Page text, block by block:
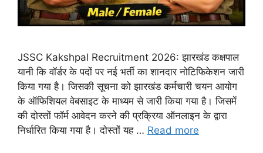
JSSC Kakshpal Recruitment 2026: झारखंड कक्षपाल
यानी कि वॉर्डर के पदों पर नई भर्ती का शानदार नोटिफिकेशन जारी
किया गया है। जिसकी सूचना को झारखंड कर्मचारी चयन आयोग
के ऑफिशियल वेबसाइट के माध्यम से जारी किया गया है। जिसमें
की दोस्तों फॉर्म आवेदन करने की प्रक्रिया ऑनलाइन के द्वारा
निर्धारित किया गया है। दोस्तों यह … Read more